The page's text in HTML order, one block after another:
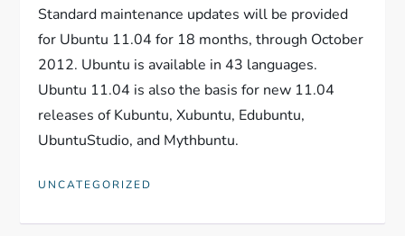
Standard maintenance updates will be provided
for Ubuntu 11.04 for 18 months, through October
2012. Ubuntu is available in 43 languages.
Ubuntu 11.04 is also the basis for new 11.04
releases of Kubuntu, Xubuntu, Edubuntu,
UbuntuStudio, and Mythbuntu.
UNCATEGORIZED